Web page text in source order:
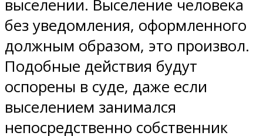
выселении. Выселение человека
без уведомления, оформленного
должным образом, это произвол.
Подобные действия будут
оспорены в суде, даже если
выселением занимался
непосредственно собственник